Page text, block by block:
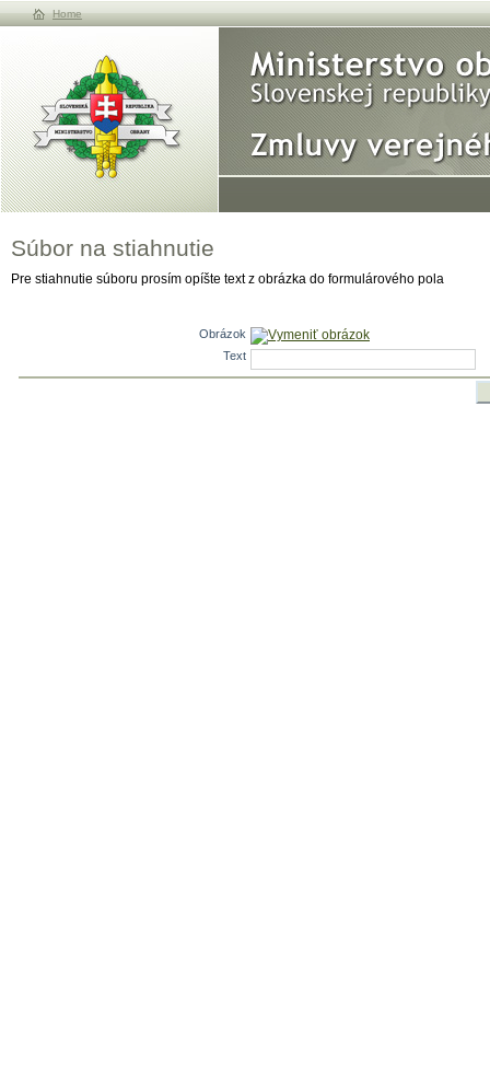
Home
Súbor na stiahnutie
Pre stiahnutie súboru prosím opíšte text z obrázka do formulárového pola
Obrázok
Vymeniť obrázok
Text